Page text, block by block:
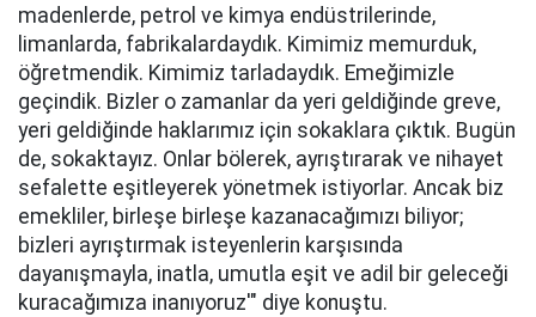
madenlerde, petrol ve kimya endüstrilerinde,
limanlarda, fabrikalardaydık. Kimimiz memurduk,
öğretmendik. Kimimiz tarladaydık. Emeğimizle
geçindik. Bizler o zamanlar da yeri geldiğinde greve,
yeri geldiğinde haklarımız için sokaklara çıktık. Bugün
de, sokaktayız. Onlar bölerek, ayrıştırarak ve nihayet
sefalette eşitleyerek yönetmek istiyorlar. Ancak biz
emekliler, birleşe birleşe kazanacağımızı biliyor;
bizleri ayrıştırmak isteyenlerin karşısında
dayanışmayla, inatla, umutla eşit ve adil bir geleceği
kuracağımıza inanıyoruz'" diye konuştu.